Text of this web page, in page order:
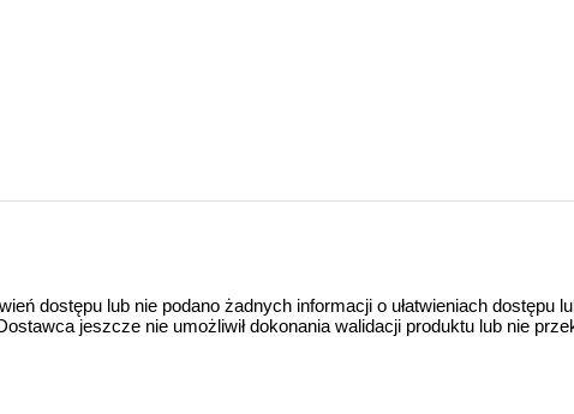
dostępu lub nie podano żadnych informacji o ułatwieniach dostępu
jeszcze nie umożliwił dokonania walidacji produktu lub nie